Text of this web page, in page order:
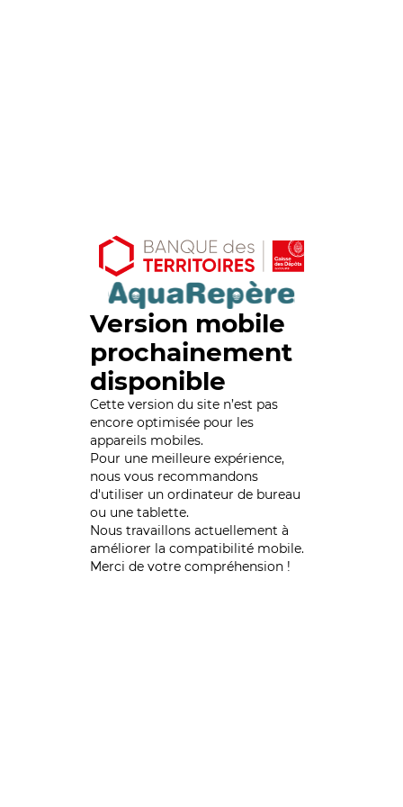
Version mobile
prochainement
disponible
Cette version du site n’est pas
encore optimisée pour les
appareils mobiles.
Pour une meilleure expérience,
nous vous recommandons
d'utiliser un ordinateur de bureau
ou une tablette.
Nous travaillons actuellement à
améliorer la compatibilité mobile.
Merci de votre compréhension !